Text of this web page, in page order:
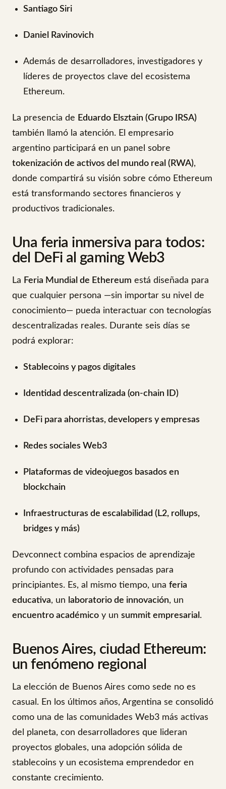
Santiago Siri
Daniel Ravinovich
Además de desarrolladores, investigadores y
líderes de proyectos clave del ecosistema
Ethereum.
La presencia de Eduardo Elsztain (Grupo IRSA)
también llamó la atención. El empresario
argentino participará en un panel sobre
tokenización de activos del mundo real (RWA),
donde compartirá su visión sobre cómo Ethereum
está transformando sectores financieros y
productivos tradicionales.
Una feria inmersiva para todos:
del DeFi al gaming Web3
La Feria Mundial de Ethereum está diseñada para
que cualquier persona —sin importar su nivel de
conocimiento— pueda interactuar con tecnologías
descentralizadas reales. Durante seis días se
podrá explorar:
Stablecoins y pagos digitales
Identidad descentralizada (on-chain ID)
DeFi para ahorristas, developers y empresas
Redes sociales Web3
Plataformas de videojuegos basados en
blockchain
Infraestructuras de escalabilidad (L2, rollups,
bridges y más)
Devconnect combina espacios de aprendizaje
profundo con actividades pensadas para
principiantes. Es, al mismo tiempo, una feria
educativa, un laboratorio de innovación, un
encuentro académico y un summit empresarial .
Buenos Aires, ciudad Ethereum:
un fenómeno regional
La elección de Buenos Aires como sede no es
casual. En los últimos años, Argentina se consolidó
como una de las comunidades Web3 más activas
del planeta, con desarrolladores que lideran
proyectos globales, una adopción sólida de
stablecoins y un ecosistema emprendedor en
constante crecimiento.